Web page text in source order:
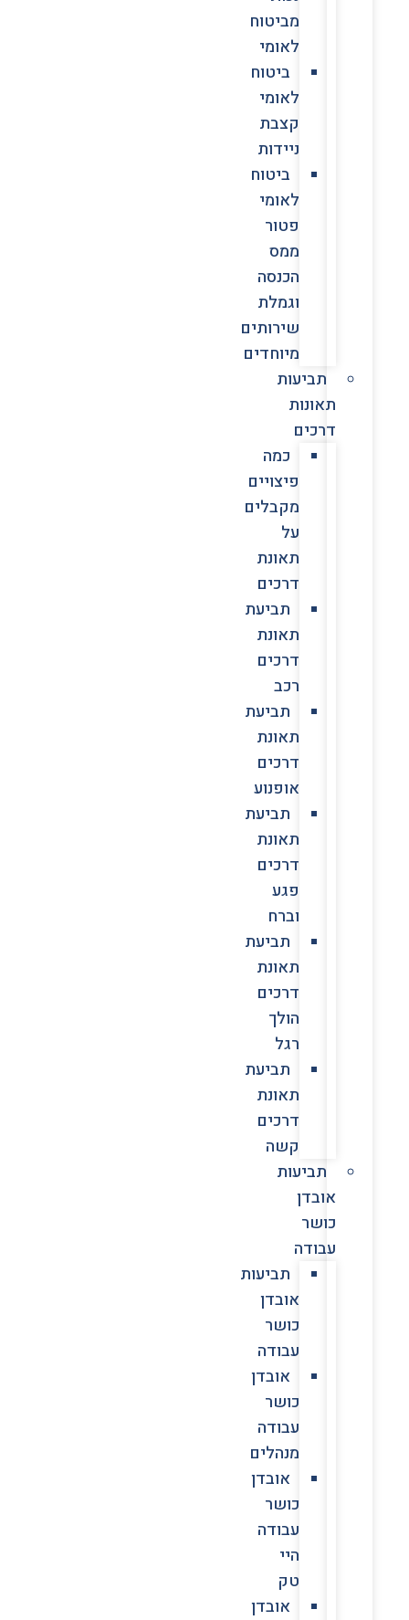
מביטוח
לאומי
ביטוח
לאומי
קצבת
ניידות
ביטוח
לאומי
פטור
ממס
הכנסה
וגמלת
שירותים
מיוחדים
תביעות
תאונות
דרכים
כמה
פיצויים
מקבלים
על
תאונת
דרכים
תביעת
תאונת
דרכים
רכב
תביעת
תאונת
דרכים
אופנוע
תביעת
תאונת
דרכים
פגע
וברח
תביעת
תאונת
דרכים
הולך
רגל
תביעת
תאונת
דרכים
קשה
תביעות
אובדן
כושר
עבודה
תביעות
אובדן
כושר
עבודה
אובדן
כושר
עבודה
מנהלים
אובדן
כושר
עבודה
היי
טק
אובדן